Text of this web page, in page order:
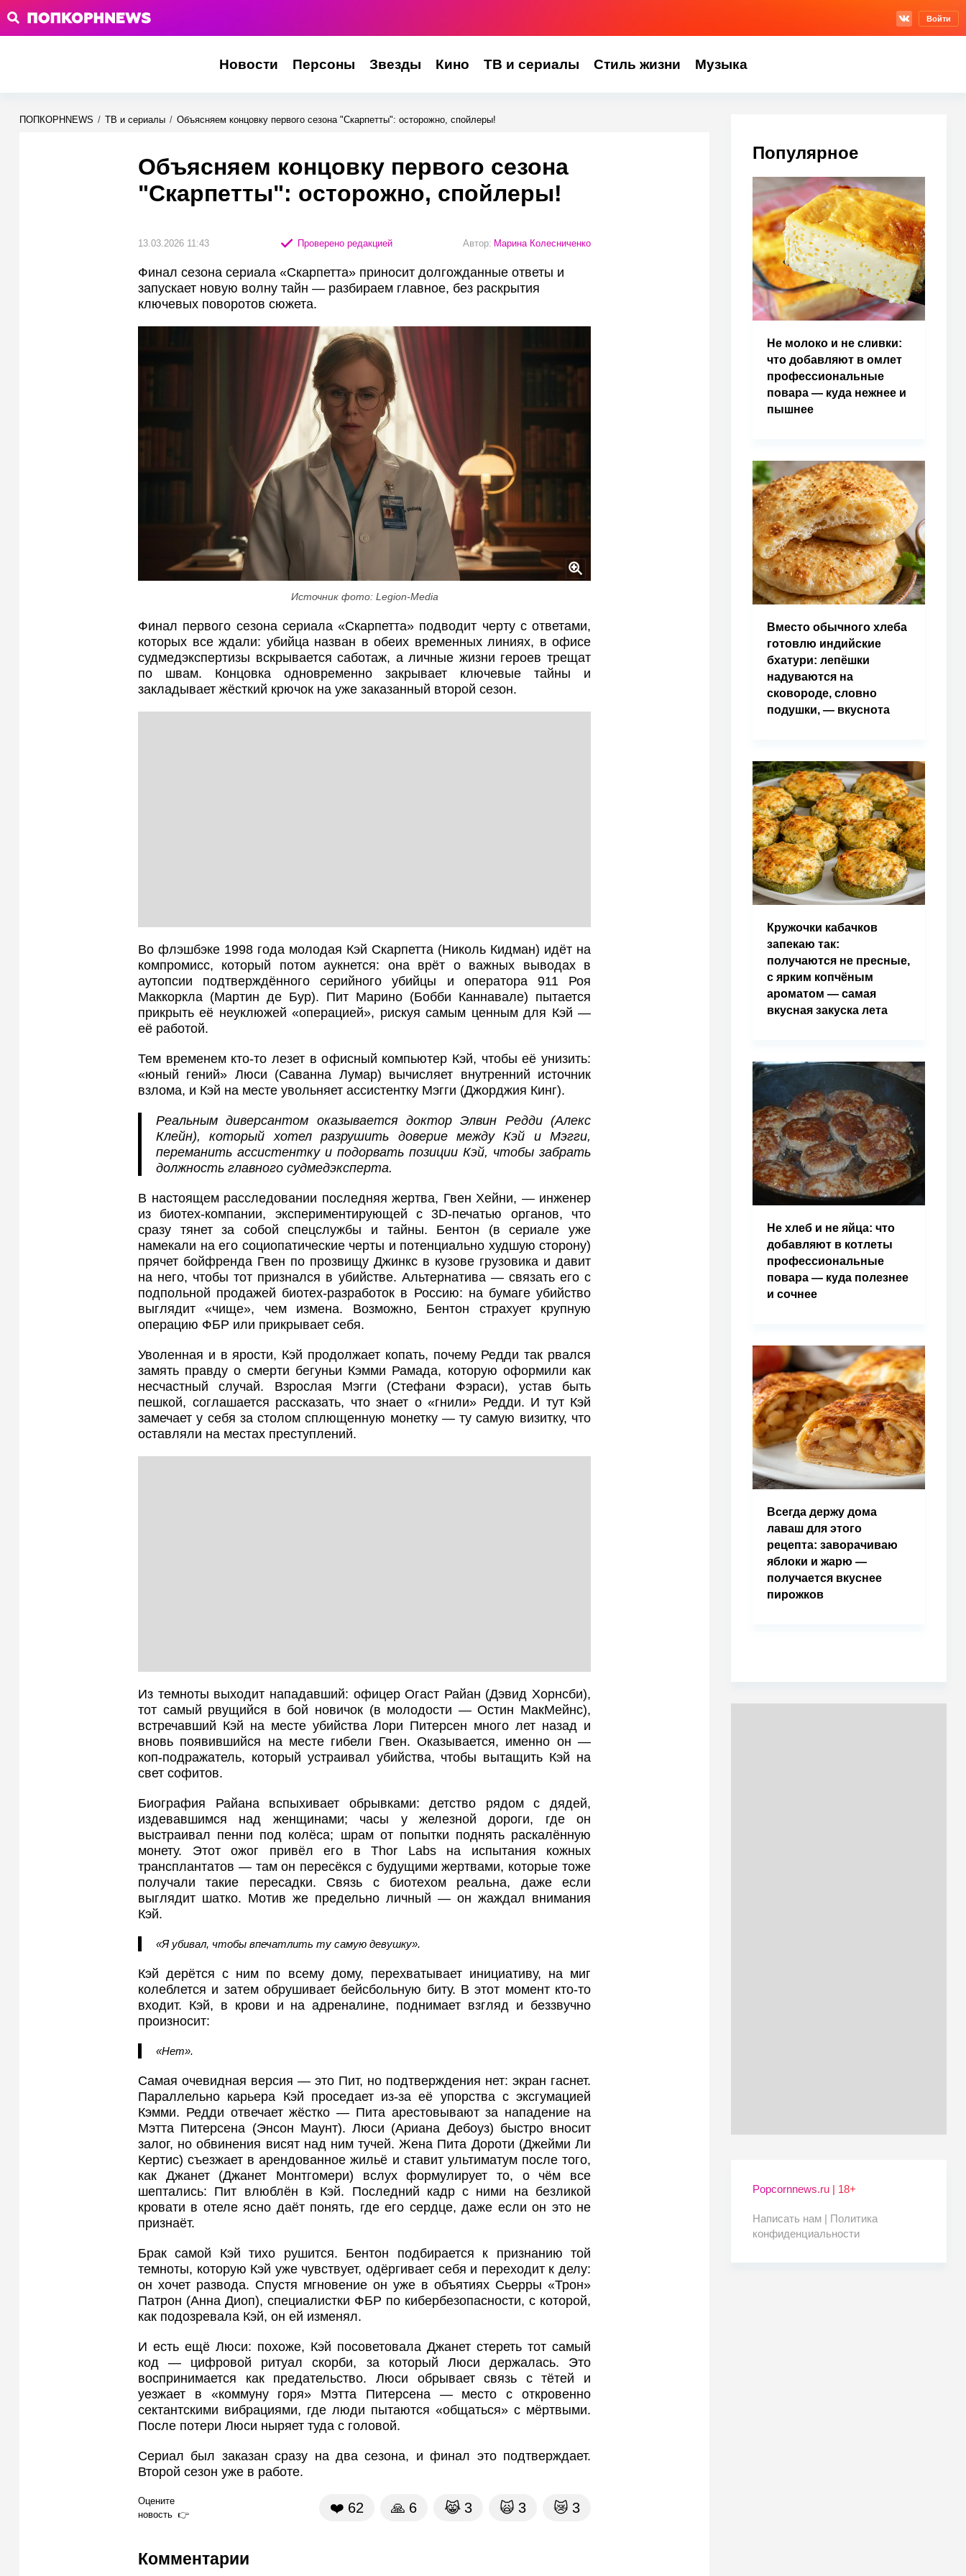
Войти
Новости Персоны Звезды Кино ТВ и сериалы Стиль жизни Музыка
ПОПКОРНNEWS / ТВ и сериалы / Объясняем концовку первого сезона "Скарпетты": осторожно, спойлеры!
Объясняем концовку первого сезона
"Скарпетты": осторожно, спойлеры!
13.03.2026 11:43 Проверено редакцией Автор: Марина Колесниченко
Финал сезона сериала «Скарпетта» приносит долгожданные ответы и
запускает новую волну тайн — разбираем главное, без раскрытия
ключевых поворотов сюжета.
Источник фото: Legion-Media
Финал первого сезона сериала «Скарпетта» подводит черту с ответами,
которых все ждали: убийца назван в обеих временных линиях, в офисе
судмедэкспертизы вскрывается саботаж, а личные жизни героев трещат
по швам. Концовка одновременно закрывает ключевые тайны и
закладывает жёсткий крючок на уже заказанный второй сезон.
Во флэшбэке 1998 года молодая Кэй Скарпетта (Николь Кидман) идёт на
компромисс, который потом аукнется: она врёт о важных выводах в
аутопсии подтверждённого серийного убийцы и оператора 911 Роя
Маккоркла (Мартин де Бур). Пит Марино (Бобби Каннавале) пытается
прикрыть её неуклюжей «операцией», рискуя самым ценным для Кэй —
её работой.
Тем временем кто‑то лезет в офисный компьютер Кэй, чтобы её унизить:
«юный гений» Люси (Саванна Лумар) вычисляет внутренний источник
взлома, и Кэй на месте увольняет ассистентку Мэгги (Джорджия Кинг).
Реальным диверсантом оказывается доктор Элвин Редди (Алекс
Клейн), который хотел разрушить доверие между Кэй и Мэгги,
переманить ассистентку и подорвать позиции Кэй, чтобы забрать
должность главного судмедэксперта.
В настоящем расследовании последняя жертва, Гвен Хейни, — инженер
из биотех-компании, экспериментирующей с 3D-печатью органов, что
сразу тянет за собой спецслужбы и тайны. Бентон (в сериале уже
намекали на его социопатические черты и потенциально худшую сторону)
прячет бойфренда Гвен по прозвищу Джинкс в кузове грузовика и давит
на него, чтобы тот признался в убийстве. Альтернатива — связать его с
подпольной продажей биотех-разработок в Россию: на бумаге убийство
выглядит «чище», чем измена. Возможно, Бентон страхует крупную
операцию ФБР или прикрывает себя.
Уволенная и в ярости, Кэй продолжает копать, почему Редди так рвался
замять правду о смерти бегуньи Кэмми Рамада, которую оформили как
несчастный случай. Взрослая Мэгги (Стефани Фэраси), устав быть
пешкой, соглашается рассказать, что знает о «гнили» Редди. И тут Кэй
замечает у себя за столом сплющенную монетку — ту самую визитку, что
оставляли на местах преступлений.
Из темноты выходит нападавший: офицер Огаст Райан (Дэвид Хорнсби),
тот самый рвущийся в бой новичок (в молодости — Остин МакМейнс),
встречавший Кэй на месте убийства Лори Питерсен много лет назад и
вновь появившийся на месте гибели Гвен. Оказывается, именно он —
коп‑подражатель, который устраивал убийства, чтобы вытащить Кэй на
свет софитов.
Биография Райана вспыхивает обрывками: детство рядом с дядей,
издевавшимся над женщинами; часы у железной дороги, где он
выстраивал пенни под колёса; шрам от попытки поднять раскалённую
монету. Этот ожог привёл его в Thor Labs на испытания кожных
трансплантатов — там он пересёкся с будущими жертвами, которые тоже
получали такие пересадки. Связь с биотехом реальна, даже если
выглядит шатко. Мотив же предельно личный — он жаждал внимания
Кэй.
«Я убивал, чтобы впечатлить ту самую девушку».
Кэй дерётся с ним по всему дому, перехватывает инициативу, на миг
колеблется и затем обрушивает бейсбольную биту. В этот момент кто‑то
входит. Кэй, в крови и на адреналине, поднимает взгляд и беззвучно
произносит:
«Нет».
Самая очевидная версия — это Пит, но подтверждения нет: экран гаснет.
Параллельно карьера Кэй проседает из‑за её упорства с эксгумацией
Кэмми. Редди отвечает жёстко — Пита арестовывают за нападение на
Мэтта Питерсена (Энсон Маунт). Люси (Ариана Дебоуз) быстро вносит
залог, но обвинения висят над ним тучей. Жена Пита Дороти (Джейми Ли
Кертис) съезжает в арендованное жильё и ставит ультиматум после того,
как Джанет (Джанет Монтгомери) вслух формулирует то, о чём все
шептались: Пит влюблён в Кэй. Последний кадр с ними на безликой
кровати в отеле ясно даёт понять, где его сердце, даже если он это не
признаёт.
Брак самой Кэй тихо рушится. Бентон подбирается к признанию той
темноты, которую Кэй уже чувствует, одёргивает себя и переходит к делу:
он хочет развода. Спустя мгновение он уже в объятиях Сьерры «Трон»
Патрон (Анна Диоп), специалистки ФБР по кибербезопасности, с которой,
как подозревала Кэй, он ей изменял.
И есть ещё Люси: похоже, Кэй посоветовала Джанет стереть тот самый
код — цифровой ритуал скорби, за который Люси держалась. Это
воспринимается как предательство. Люси обрывает связь с тётей и
уезжает в «коммуну горя» Мэтта Питерсена — место с откровенно
сектантскими вибрациями, где люди пытаются «общаться» с мёртвыми.
После потери Люси ныряет туда с головой.
Сериал был заказан сразу на два сезона, и финал это подтверждает.
Второй сезон уже в работе.
Оцените
новость
❤️ 62 🙏 6 😹 3 🙀 3 😿 3
Комментарии
Популярное
Не молоко и не сливки:
что добавляют в омлет
профессиональные
повара — куда нежнее и
пышнее
Вместо обычного хлеба
готовлю индийские
бхатури: лепёшки
надуваются на
сковороде, словно
подушки, — вкуснота
Кружочки кабачков
запекаю так:
получаются не пресные,
с ярким копчёным
ароматом — самая
вкусная закуска лета
Не хлеб и не яйца: что
добавляют в котлеты
профессиональные
повара — куда полезнее
и сочнее
Всегда держу дома
лаваш для этого
рецепта: заворачиваю
яблоки и жарю —
получается вкуснее
пирожков
Popcornnews.ru | 18+
Написать нам | Политика
конфиденциальности